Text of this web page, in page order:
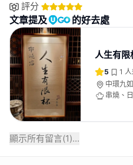
評分
文章提及 的好去處
人生有限
5 1
中環九
串燒、
顯示所有留言(1)...